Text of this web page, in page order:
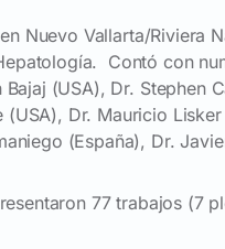
Nuevo Vallarta/Riviera
Contó con
(USA), Dr. Stephen
Dr. Mauricio
(España), Dr.
77 trabajos (7